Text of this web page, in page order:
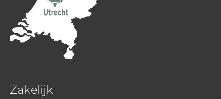
Zakelijk